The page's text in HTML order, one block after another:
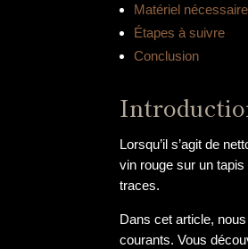
Matériel nécessaire
Étapes à suivre
Conclusion
Lorsqu’il s’agit de
vin rouge sur un
traces.
Dans cet article,
courants. Vous